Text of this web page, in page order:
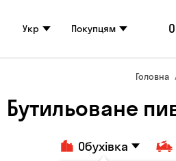
Укр Покупцям
Головна
Бутильоване
Обухівка